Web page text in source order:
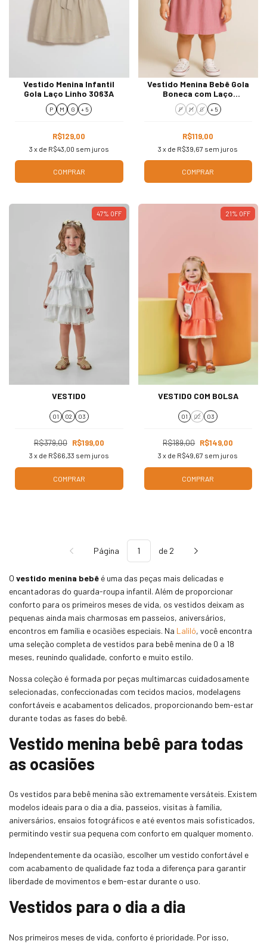
Vestido Menina Infantil
Gola Laço Linho 3063A
P M G + 5
R$129,00
3 x de R$43,00 sem juros
COMPRAR
Vestido Menina Bebê Gola
Boneca com Laço
Vermelho 3037
P M G + 5
R$119,00
3 x de R$39,67 sem juros
COMPRAR
47% OFF
VESTIDO
01 02 03
R$379,00 R$199,00
3 x de R$66,33 sem juros
COMPRAR
21% OFF
VESTIDO COM BOLSA
01 02 03
R$189,00 R$149,00
3 x de R$49,67 sem juros
COMPRAR
Página de 2
O vestido menina bebê é uma das peças mais delicadas e
encantadoras do guarda-roupa infantil. Além de proporcionar
conforto para os primeiros meses de vida, os vestidos deixam as
pequenas ainda mais charmosas em passeios, aniversários,
encontros em família e ocasiões especiais. Na Laliló, você encontra
uma seleção completa de vestidos para bebê menina de 0 a 18
meses, reunindo qualidade, conforto e muito estilo.
Nossa coleção é formada por peças multimarcas cuidadosamente
selecionadas, confeccionadas com tecidos macios, modelagens
confortáveis e acabamentos delicados, proporcionando bem-estar
durante todas as fases do bebê.
Vestido menina bebê para todas
as ocasiões
Os vestidos para bebê menina são extremamente versáteis. Existem
modelos ideais para o dia a dia, passeios, visitas à família,
aniversários, ensaios fotográficos e até eventos mais sofisticados,
permitindo vestir sua pequena com conforto em qualquer momento.
Independentemente da ocasião, escolher um vestido confortável e
com acabamento de qualidade faz toda a diferença para garantir
liberdade de movimentos e bem-estar durante o uso.
Vestidos para o dia a dia
Nos primeiros meses de vida, conforto é prioridade. Por isso,